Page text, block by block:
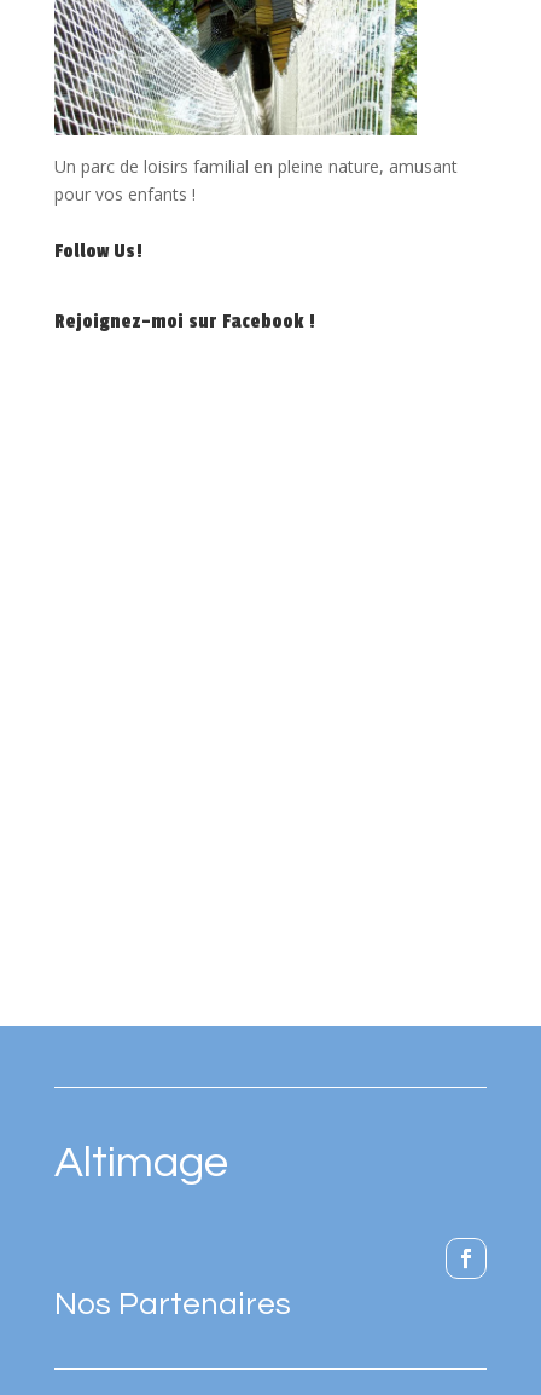
Un parc de loisirs familial en pleine nature, amusant
pour vos enfants !
Follow Us!
Rejoignez-moi sur Facebook !
Altimage
Nos Partenaires